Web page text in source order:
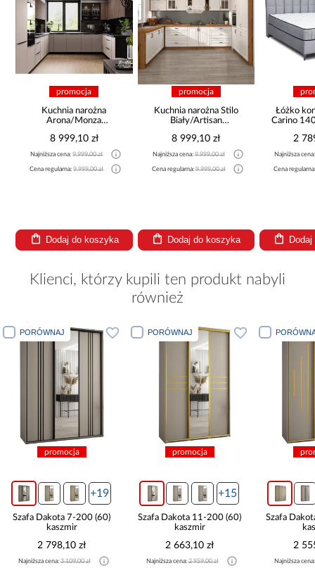
promocja
Kuchnia narożna
Arona/Monza
8 999,10 zł
Najniższa cena:9 999,00 zł
Cena regularna:9 999,00 zł
Dodaj do koszyka
promocja
Kuchnia narożna Stilo
Biały/Artisan
8 999,10 zł
Najniższa cena:9 999,00 zł
Cena regularna:9 999,00 zł
Dodaj do koszyka
Łóżko
Carino
2
Najniższa
Cena
Klienci, którzy kupili ten produkt nabyli
również
PORÓWNAJ
promocja
+19
Szafa Dakota 7-200 (60)
kaszmir
2 798,10 zł
Najniższa cena:3 109,00 zł
PORÓWNAJ
promocja
+15
Szafa Dakota 11-200 (60)
kaszmir
2 663,10 zł
Najniższa cena:2 959,00 zł
Szafa
2
Najniższa